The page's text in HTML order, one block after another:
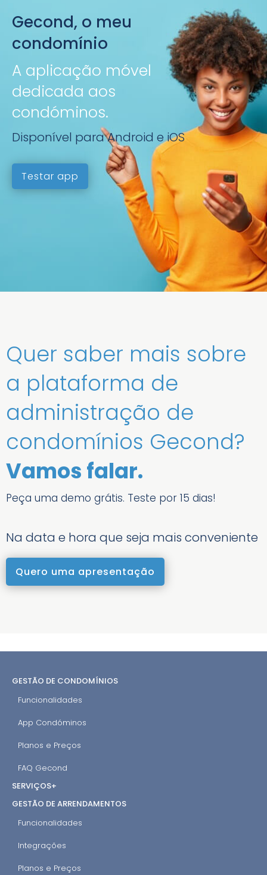
Gecond, o meu
condomínio
A aplicação móvel
dedicada aos
condóminos.
Disponível para Android e iOS
Testar app
Quer saber mais sobre
a plataforma de
administração de
condomínios Gecond?
Vamos falar.
Peça uma demo grátis. Teste por 15 dias!
Na data e hora que seja mais conveniente
Quero uma apresentação
GESTÃO DE CONDOMÍNIOS
Funcionalidades
App Condóminos
Planos e Preços
FAQ Gecond
SERVIÇOS+
GESTÃO DE ARRENDAMENTOS
Funcionalidades
Integrações
Planos e Preços